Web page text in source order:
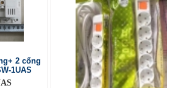
2 cổng
1UAS